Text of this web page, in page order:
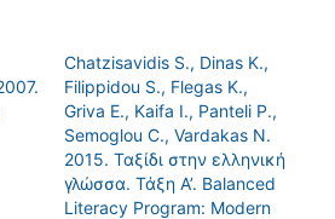
Chatzisavidis S., Dinas K.,
Filippidou S., Flegas K.,
Griva E., Kaifa I., Panteli P.,
Semoglou C., Vardakas N.
2015. Ταξίδι στην ελληνική
γλώσσα. Τάξη Α’. Balanced
Literacy Program: Modern